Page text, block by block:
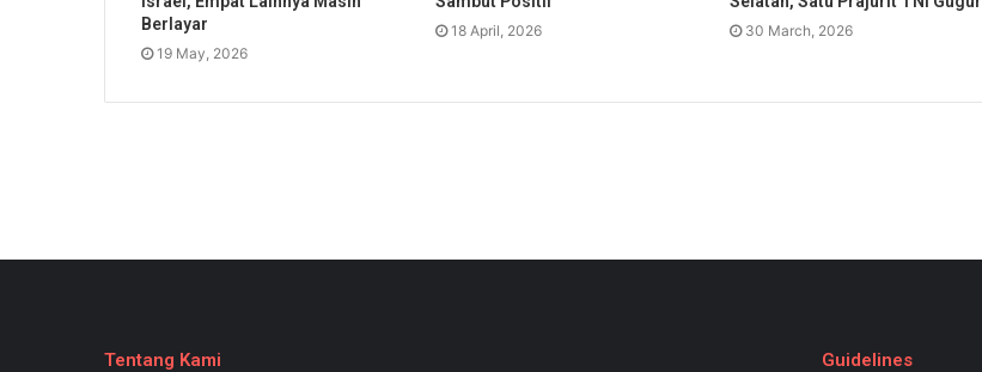
Berlayar
19 May, 2026
18 April, 2026 30 March, 2026
Tentang Kami Guidelines